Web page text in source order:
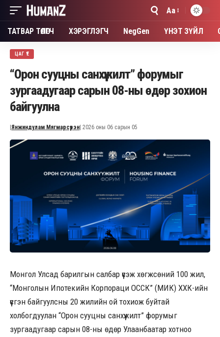
Font
Resizer
Aa
ТАТВАР ТӨЛӨГЧ ХЭРЭГЛЭГЧ NegGen ҮНЭТ ЗҮЙЛ
ЦАГ ҮЕ
“Орон сууцны санхүүжилт” форумыг
зургаадугаар сарын 08-ны өдөр зохион
байгуулна
Янжиндулам Мягмарсүрэн | 2026 оны 06 сарын 05
Монгол Улсад барилгын салбар үүсэж хөгжсөний 100 жил,
“Монголын Ипотекийн Корпораци ОССК” (МИК) ХХК-ийн
үүсгэн байгуулсны 20 жилийн ой тохиож буйтай
холбогдуулан “Орон сууцны санхүүжилт” форумыг
зургаадугаар сарын 08-ны өдөр Улаанбаатар хотноо